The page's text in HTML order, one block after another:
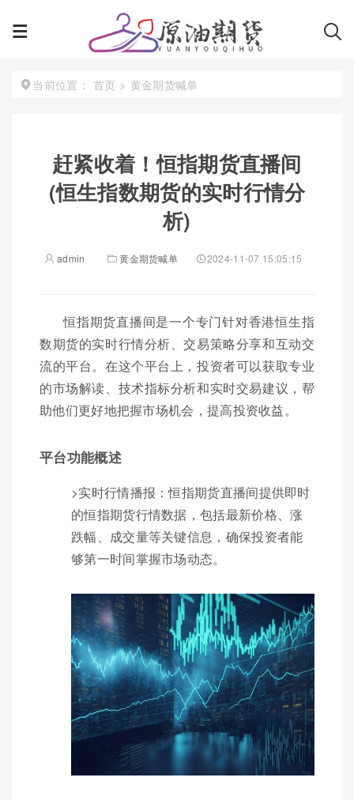
当前位置： 首页 > 黄金期货喊单
赶紧收着！恒指期货直播间
(恒生指数期货的实时行情分
析)
admin 黄金期货喊单 2024-11-07 15:05:15
恒指期货直播间是一个专门针对香港恒生指
数期货的实时行情分析、交易策略分享和互动交
流的平台。在这个平台上，投资者可以获取专业
的市场解读、技术指标分析和实时交易建议，帮
助他们更好地把握市场机会，提高投资收益。
平台功能概述
>实时行情播报：恒指期货直播间提供即时
的恒指期货行情数据，包括最新价格、涨
跌幅、成交量等关键信息，确保投资者能
够第一时间掌握市场动态。